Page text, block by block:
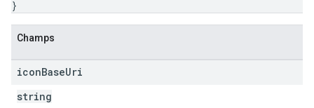
}
Champs
iconBaseUri
string